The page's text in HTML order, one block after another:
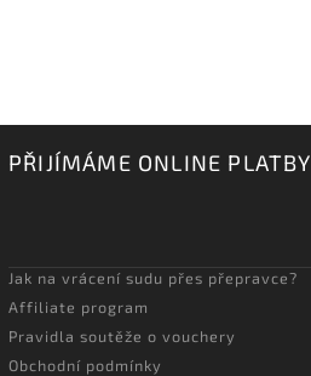
PŘIJÍMÁME ONLINE PLATBY
Jak na vrácení sudu přes přepravce?
Affiliate program
Pravidla soutěže o vouchery
Obchodní podmínky